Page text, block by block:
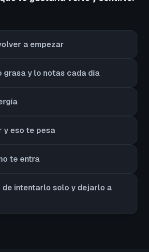
a empezar
grasa y lo notas cada día
y eso te pesa
te entra
de intentarlo solo y dejarlo a